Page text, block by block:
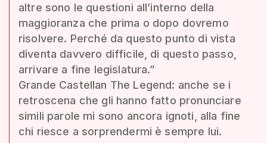
altre sono le questioni all’interno della
maggioranza che prima o dopo dovremo
risolvere. Perché da questo punto di vista
diventa davvero difficile, di questo passo,
arrivare a fine legislatura.”
Grande Castellan The Legend: anche se i
retroscena che gli hanno fatto pronunciare
simili parole mi sono ancora ignoti, alla fine
chi riesce a sorprendermi è sempre lui.